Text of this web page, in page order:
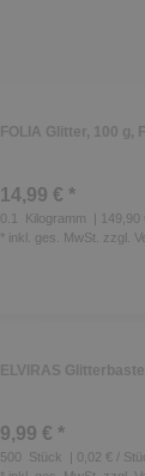
FOLIA Glitter, 100 g,
14,99 € *
0.1 Kilogramm
| 149,90
* inkl. ges. MwSt. zzgl.
ELVIRAS
9,99 € *
500 Stück
| 0,02 € /